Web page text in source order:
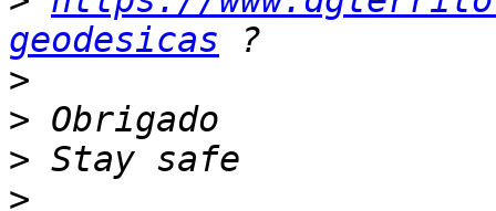
geodesicas
>
>
>
>